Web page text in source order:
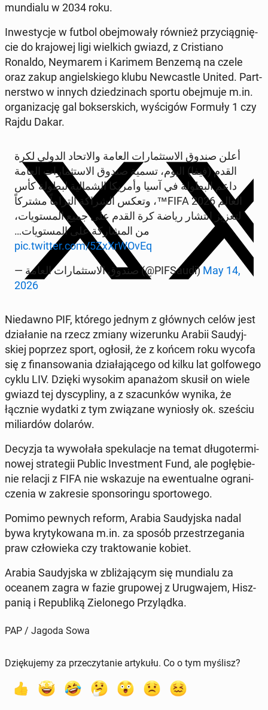
mun­dia­lu w 2034 roku.
In­we­sty­cje w futbol obej­mo­wa­ły również przy­cią­gnię­
cie do kra­jo­wej ligi wiel­kich gwiazd, z Cri­stia­no
Ronaldo, Ney­ma­rem i Karimem Benzemą na czele
oraz zakup an­giel­skie­go klubu New­ca­stle United. Part­
ner­stwo w innych dzie­dzi­nach sportu obej­mu­je m.in.
or­ga­ni­za­cję gal bok­ser­skich, wy­ści­gów Formuły 1 czy
Rajdu Dakar.
أعلن صندوق الاستثمارات العامة والاتحاد الدولي لكرة
القدم (فيفا) اليوم، تسمية صندوق الاستثمارات العامة
داعم البطولة في آسيا وأمريكا الشمالية لبطولة كأس
العالم FIFA 2026™، وتعكس الشراكة التزاماً مشتركاً
لتعزيز انتشار رياضة كرة القدم على جميع المستويات،
من المشاركة على المستويات…
pic.twitter.com/5ZxXr­WO­vEq
— صندوق الاستثمارات العامة (@PI­FSau­di) May 14,
2026
Nie­daw­no PIF, którego jednym z głów­nych celów jest
dzia­ła­nie na rzecz zmiany wi­ze­run­ku Arabii Sau­dyj­
skiej poprzez sport, ogłosił, że z końcem roku wycofa
się z fi­nan­so­wa­nia dzia­ła­ją­ce­go od kilku lat gol­fo­we­go
cyklu LIV. Dzięki wysokim apa­na­żom skusił on wiele
gwiazd tej dys­cy­pli­ny, a z sza­cun­ków wynika, że
łącznie wydatki z tym zwią­za­ne wy­nio­sły ok. sześciu
mi­liar­dów dolarów.
Decyzja ta wy­wo­ła­ła spe­ku­la­cje na temat dłu­go­ter­mi­
no­wej stra­te­gii Public In­ve­st­ment Fund, ale po­głę­bie­
nie relacji z FIFA nie wska­zu­je na ewen­tu­al­ne ogra­ni­
cze­nia w za­kre­sie spon­so­rin­gu spor­to­we­go.
Pomimo pewnych reform, Arabia Sau­dyj­ska nadal
bywa kry­ty­ko­wa­na m.in. za sposób prze­strze­ga­nia
praw czło­wie­ka czy trak­to­wa­nie kobiet.
Arabia Sau­dyj­ska w zbli­ża­ją­cym się mun­dia­lu za
oceanem zagra w fazie gru­po­wej z Uru­gwa­jem, Hisz­
pa­nią i Re­pu­bli­ką Zie­lo­ne­go Przy­ląd­ka.
PAP / Jagoda Sowa
Dziękujemy za przeczytanie artykułu. Co o tym myślisz?